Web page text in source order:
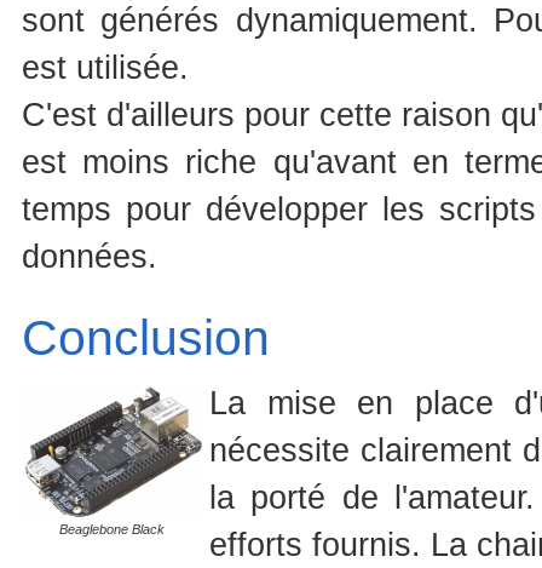
sont générés dynamiquement.
est utilisée.
C'est d'ailleurs pour cette raison
est moins riche qu'avant en
temps pour développer les
données.
Conclusion
Beaglebone Black
La mise en place
nécessite clairement
la porté de
efforts fournis. La